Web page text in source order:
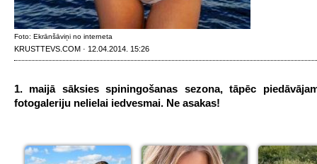
Foto: Ekrānšāviņi no interneta
KRUSTTEVS.COM · 12.04.2014. 15:26
1. maijā sāksies spiningošanas sezona, tāpēc
fotogaleriju nelielai iedvesmai. Ne asakas!